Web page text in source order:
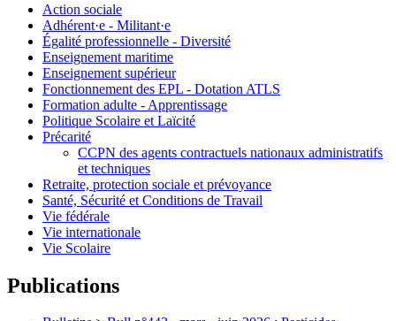
Action sociale
Adhérent·e - Militant·e
Égalité professionnelle - Diversité
Enseignement maritime
Enseignement supérieur
Fonctionnement des EPL - Dotation ATLS
Formation adulte - Apprentissage
Politique Scolaire et Laïcité
Précarité
CCPN des agents contractuels nationaux administratifs
et techniques
Retraite, protection sociale et prévoyance
Santé, Sécurité et Conditions de Travail
Vie fédérale
Vie internationale
Vie Scolaire
Publications